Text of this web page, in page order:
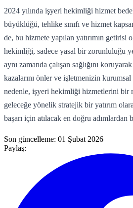
2024 yılında işyeri hekimliği hizmet
büyüklüğü, tehlike sınıfı ve hizmet
de, bu hizmete yapılan yatırımın
hekimliği, sadece yasal bir zorunluluğu
aynı zamanda çalışan sağlığını
kazalarını önler ve işletmenizin
nedenle, işyeri hekimliği hizmetlerini bir
geleceğe yönelik stratejik bir yatırım
başarı için atılacak en doğru adımlardan
Son güncelleme: 01 Şubat 2026
Paylaş: